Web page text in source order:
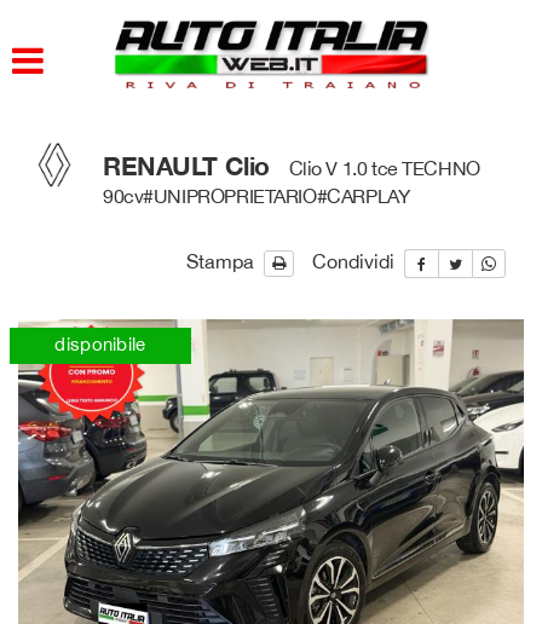
AZIENDA
SERVIZI
CONTATTI
ORARI
RENAULT Clio
Clio V 1.0 tce TECHNO
90cv#UNIPROPRIETARIO#CARPLAY
Stampa Condividi
disponibile